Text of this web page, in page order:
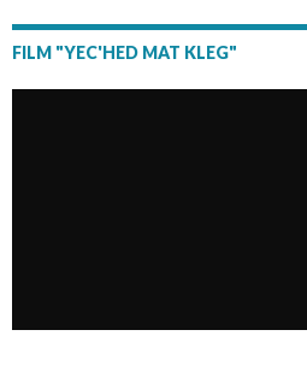
FILM "YEC'HED MAT KLEG"